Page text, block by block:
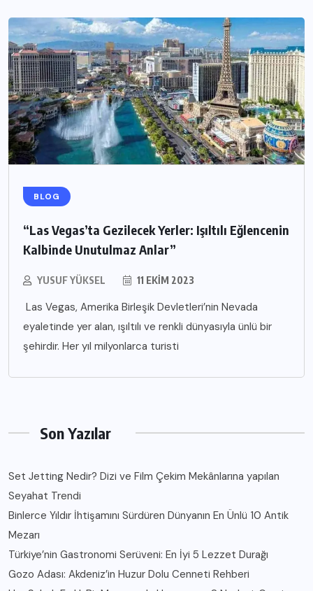
BLOG
“Las Vegas’ta Gezilecek Yerler: Işıltılı Eğlencenin
Kalbinde Unutulmaz Anlar”
YUSUF YÜKSEL 11 EKIM 2023
Las Vegas, Amerika Birleşik Devletleri’nin Nevada
eyaletinde yer alan, ışıltılı ve renkli dünyasıyla ünlü bir
şehirdir. Her yıl milyonlarca turisti
Son Yazılar
Set Jetting Nedir? Dizi ve Film Çekim Mekânlarına yapılan
Seyahat Trendi
Binlerce Yıldır İhtişamını Sürdüren Dünyanın En Ünlü 10 Antik
Mezarı
Türkiye’nin Gastronomi Serüveni: En İyi 5 Lezzet Durağı
Gozo Adası: Akdeniz’in Huzur Dolu Cenneti Rehberi